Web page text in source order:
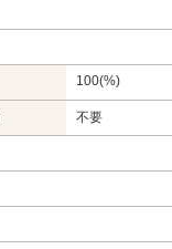
100(%)
不要